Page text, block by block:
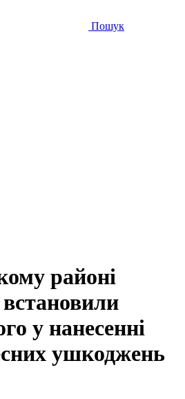
Пошук
районі
встановили
у нанесенні
ушкоджень